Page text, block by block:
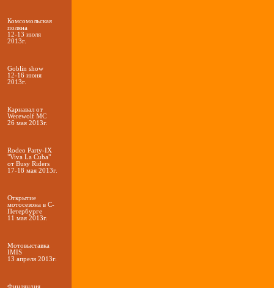
Комсомольская
поляна
12-13 июля
2013г.
Goblin show
12-16 июня
2013г.
Карнавал от
Werewolf МС
26 мая 2013г.
Rodeo Party-IX
"Viva La Cuba"
от Busy Riders
17-18 мая 2013г.
Открытие
мотосезона в С-
Петербурге
11 мая 2013г.
Мотовыставка
IMIS
13 апреля 2013г.
Финляндия,